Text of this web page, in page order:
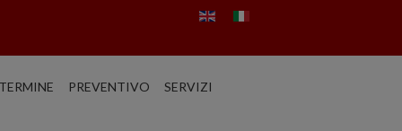
PREVENTIVO SERVIZI